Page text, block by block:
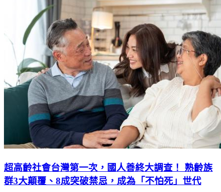
超高齡社會台灣第一次，國人善終大調查！ 熟齡族
群3大顛覆、8成突破禁忌，成為「不怕死」世代